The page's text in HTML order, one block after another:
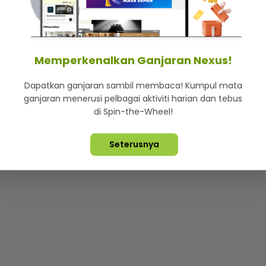
Lebih hot, viral dan sensasi
Terpelihara © 2026. Star Media Group Berhad [197101000523
Memperkenalkan Ganjaran Nexus!
Dapatkan ganjaran sambil membaca! Kumpul mata
ganjaran menerusi pelbagai aktiviti harian dan tebus
di Spin-the-Wheel!
Seterusnya